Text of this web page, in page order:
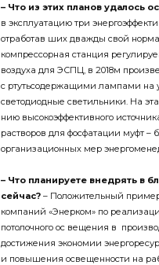
– Что из этих планов удалось
в эксплуатацию три
отработав­ ших дважды свой
компрессорная станция
воздуха для ЭСПЦ, в 2018­м
с ртутьсодержащими лам­пами на
светодиодные светильники. На
нию высокоэффективного
растворов для фосфатации муфт –
организационных мер
– Что планируете внедрять в
сейчас? – Положительный пример
компаний «Энерком» по
потолочного ос вещения в
достижения экономии
и повышения освещенности на